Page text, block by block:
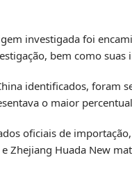
investigada foi
bem como suas
identificados, foram
o maior
oficiais de
Zhejiang Huada New